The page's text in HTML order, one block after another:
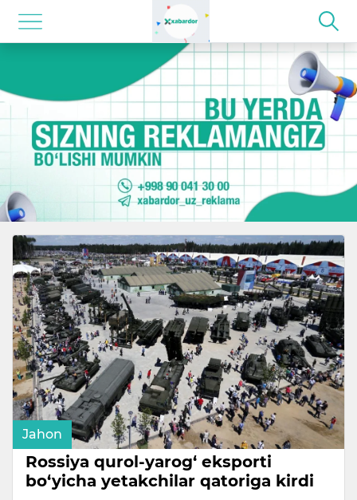
Jahon
Rossiya qurol-yarog‘ eksporti
bo‘yicha yetakchilar qatoriga kirdi